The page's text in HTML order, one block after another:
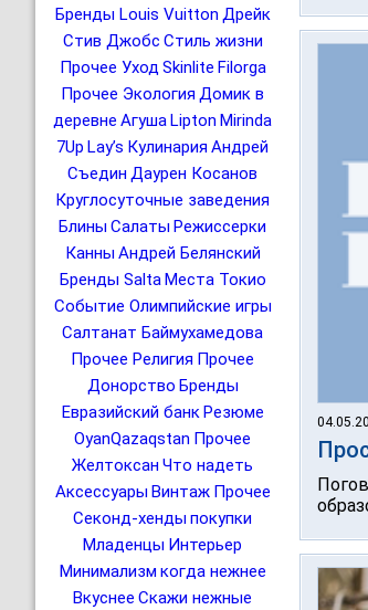
Бренды Louis Vuitton Дрейк
Стив Джобс Стиль жизни
Прочее Уход Skinlite Filorga
Прочее Экология Домик в
деревне Агуша Lipton Mirinda
7Up Lay’s Кулинария Андрей
Съедин Даурен Косанов
Круглосуточные заведения
Блины Салаты Режиссерки
Канны Андрей Белянский
Бренды Salta Места Токио
Событие Олимпийские игры
Салтанат Баймухамедова
Прочее Религия Прочее
Донорство Бренды
Евразийский банк Резюме
OyanQazaqstan Прочее
Желтоксан Что надеть
Аксессуары Винтаж Прочее
Секонд-хенды покупки
Младенцы Интерьер
Минимализм когда нежнее
Вкуснее Скажи нежные